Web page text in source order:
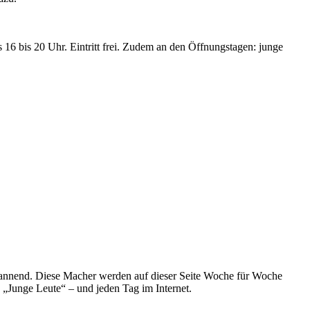
16 bis 20 Uhr. Eintritt frei. Zudem an den Öffnungstagen: junge
Diese Macher werden auf dieser Seite Woche für Woche
Leute“ – und jeden Tag im Internet.